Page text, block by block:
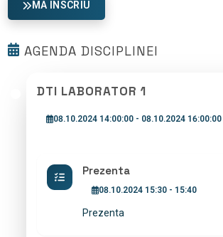
MA INSCRIU
AGENDA DISCIPLINEI
DTI LABORATOR 1
08.10.2024 14:00:00 - 08.10.2024 16:00:00
Prezenta
08.10.2024 15:30 - 15:40
Prezenta